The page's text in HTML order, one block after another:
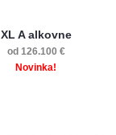
XL A alkovne
od 126.100 €
Novinka!